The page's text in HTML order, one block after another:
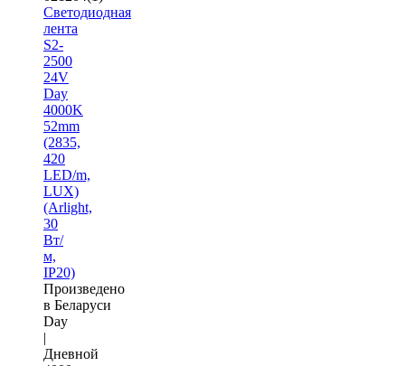
Светодиодная
лента
S2-
2500
24V
Day
4000K
52mm
(2835,
420
LED/m,
LUX)
(Arlight,
30
Вт/
м,
IP20)
Произведено
в Беларуси
Day
|
Дневной